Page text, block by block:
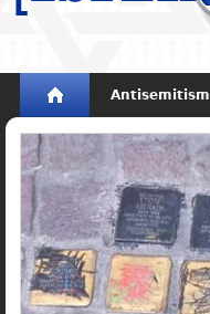
Non dimenticare